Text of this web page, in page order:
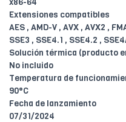
x86-64
Extensiones compatibles
AES , AMD-V , AVX , AVX2 ,
SSE3 , SSE4.1 , SSE4.2 ,
Solución térmica (producto
No incluido
Temperatura de
90°C
Fecha de lanzamiento
07/31/2024